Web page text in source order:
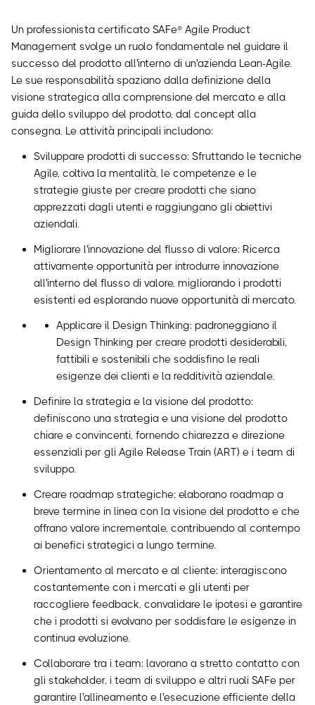
Un professionista certificato SAFe® Agile Product
Management svolge un ruolo fondamentale nel guidare il
successo del prodotto all'interno di un'azienda Lean-Agile.
Le sue responsabilità spaziano dalla definizione della
visione strategica alla comprensione del mercato e alla
guida dello sviluppo del prodotto, dal concept alla
consegna. Le attività principali includono:
Sviluppare prodotti di successo: Sfruttando le tecniche
Agile, coltiva la mentalità, le competenze e le
strategie giuste per creare prodotti che siano
apprezzati dagli utenti e raggiungano gli obiettivi
aziendali.
Migliorare l'innovazione del flusso di valore: Ricerca
attivamente opportunità per introdurre innovazione
all'interno del flusso di valore, migliorando i prodotti
esistenti ed esplorando nuove opportunità di mercato.
Applicare il Design Thinking: padroneggiano il
Design Thinking per creare prodotti desiderabili,
fattibili e sostenibili che soddisfino le reali
esigenze dei clienti e la redditività aziendale.
Definire la strategia e la visione del prodotto:
definiscono una strategia e una visione del prodotto
chiare e convincenti, fornendo chiarezza e direzione
essenziali per gli Agile Release Train (ART) e i team di
sviluppo.
Creare roadmap strategiche: elaborano roadmap a
breve termine in linea con la visione del prodotto e che
offrano valore incrementale, contribuendo al contempo
ai benefici strategici a lungo termine.
Orientamento al mercato e al cliente: interagiscono
costantemente con i mercati e gli utenti per
raccogliere feedback, convalidare le ipotesi e garantire
che i prodotti si evolvano per soddisfare le esigenze in
continua evoluzione.
Collaborare tra i team: lavorano a stretto contatto con
gli stakeholder, i team di sviluppo e altri ruoli SAFe per
garantire l'allineamento e l'esecuzione efficiente della